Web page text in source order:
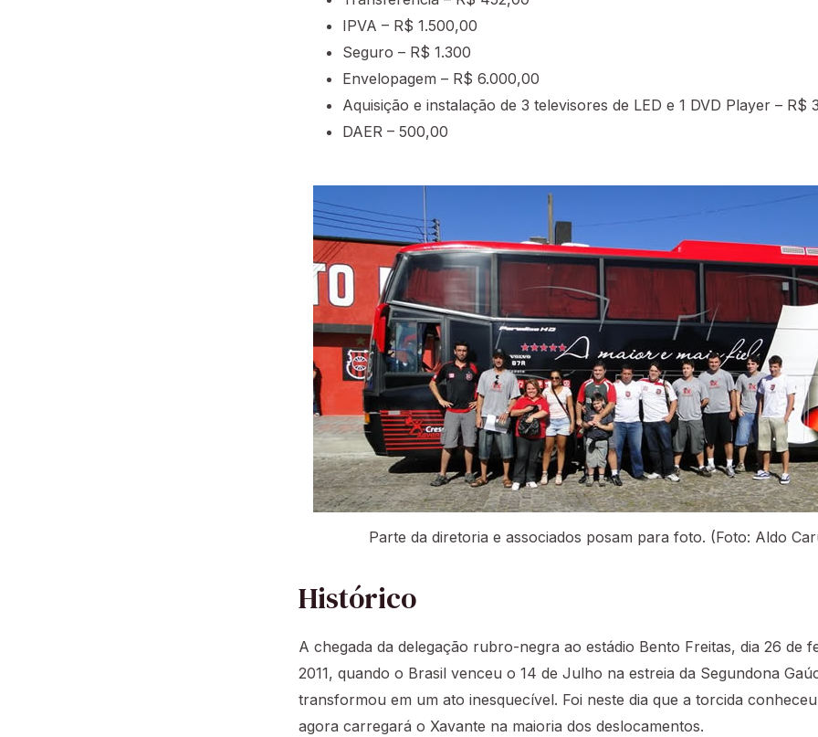
IPVA – R$ 1.500,00
Seguro – R$ 1.300
Envelopagem – R$ 6.000,00
Aquisição e instalação de 3 televisores de LED e 1 DVD Player – R$
DAER – 500,00
Parte da diretoria e associados posam para foto. (Foto: Aldo
Histórico
A chegada da delegação rubro-negra ao estádio Bento Freitas, dia 26 de
2011, quando o Brasil venceu o 14 de Julho na estreia da Segundona
transformou em um ato inesquecível. Foi neste dia que a torcida
agora carregará o Xavante na maioria dos deslocamentos.